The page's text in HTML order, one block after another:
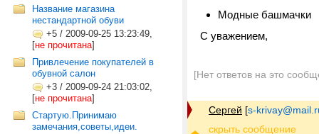
Название магазина
нестандартной обуви
+5 / 2009-09-25 13:23:49,
[не прочитана]
Привлечение покупателей в
обувной салон
+3 / 2009-09-24 21:03:02,
[не прочитана]
Стартую.Принимаю
замечания,советы,идеи.
Модные башмачки
С уважением,
[Нет ответов на это
Сергей [s-